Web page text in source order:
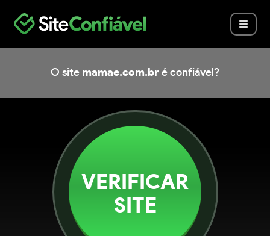
O site mamae.com.br é confiável?
VERIFICAR
SITE